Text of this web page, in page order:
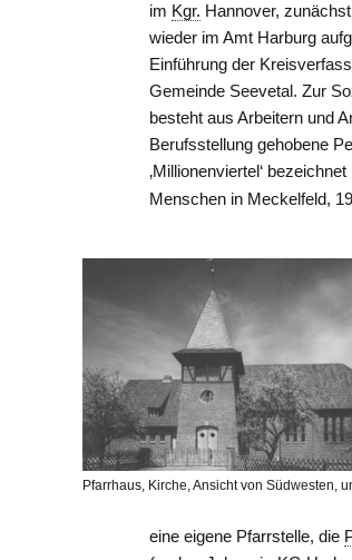
im Kgr. Hannover,
wieder im Amt Harburg
Einführung der
Gemeinde Seevetal. Zur
besteht aus Arbeitern und
Berufsstellung gehobene
‚Millionenviertel‘ bezeichnet
Menschen in Meckelfeld,
Pfarrhaus, Kirche, Ansicht von Südwesten,
eine eigene Pfarrstelle, die